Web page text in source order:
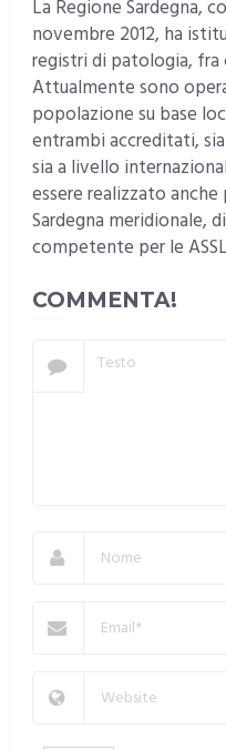
La Regione Sardegna,
novembre 2012, ha
registri di patologia,
Attualmente sono
popolazione su base
entrambi accreditati,
sia a livello
essere realizzato
Sardegna meridionale,
competente per le
COMMENTA!